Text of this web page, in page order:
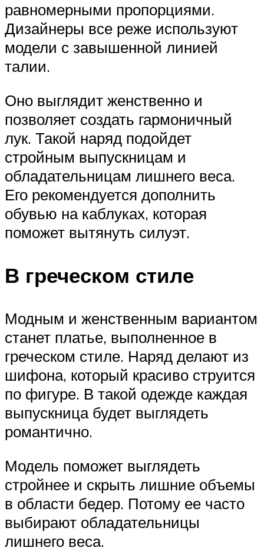
равномерными пропорциями.
Дизайнеры все реже используют
модели с завышенной линией
талии.
Оно выглядит женственно и
позволяет создать гармоничный
лук. Такой наряд подойдет
стройным выпускницам и
обладательницам лишнего веса.
Его рекомендуется дополнить
обувью на каблуках, которая
поможет вытянуть силуэт.
В греческом стиле
Модным и женственным вариантом
станет платье, выполненное в
греческом стиле. Наряд делают из
шифона, который красиво струится
по фигуре. В такой одежде каждая
выпускница будет выглядеть
романтично.
Модель поможет выглядеть
стройнее и скрыть лишние объемы
в области бедер. Потому ее часто
выбирают обладательницы
лишнего веса.